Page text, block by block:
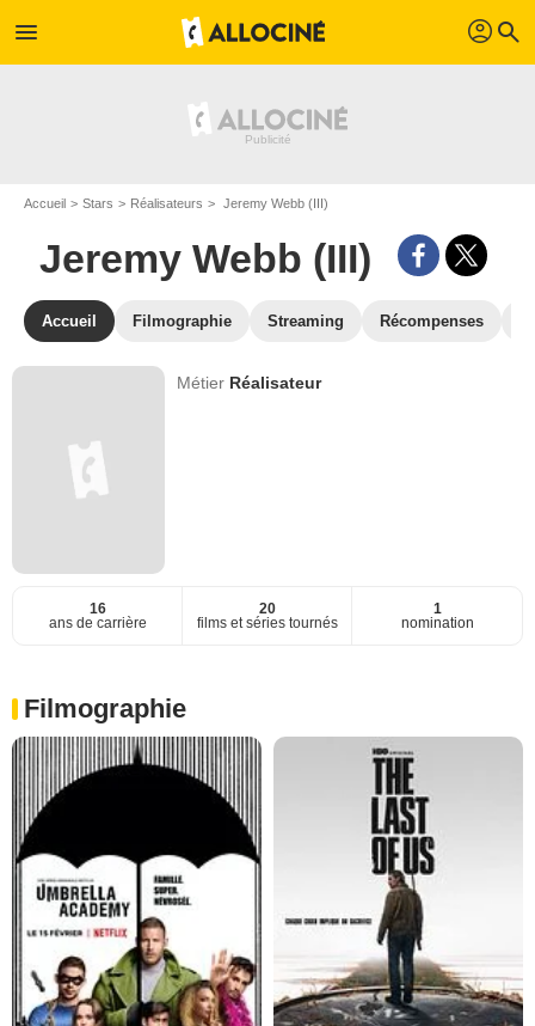
menu profil search
Accueil Stars Réalisateurs Jeremy Webb (III)
Jeremy Webb (III)
Accueil Filmographie Streaming Récompenses
Métier Réalisateur
16
ans de carrière
20
films et séries tournés
1
nomination
Filmographie